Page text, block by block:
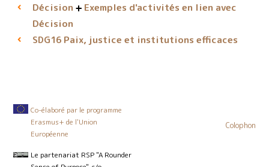
Décision
Exemples d'activités en lien avec
Décision
SDG16Paix, justice et institutions efficaces
Co-élaboré par le programme
Erasmus+ de l'Union
Européenne
Le partenariat RSP "A Rounder
Colophon